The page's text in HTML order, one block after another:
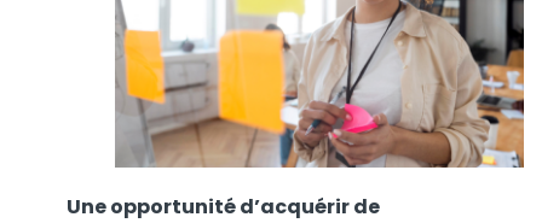
Une opportunité d’acquérir de